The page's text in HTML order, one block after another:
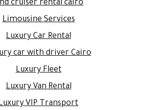
cruiser rental cairo
Limousine Services
Luxury Car Rental
car with driver Cairo
Luxury Fleet
Luxury Van Rental
VIP Transport